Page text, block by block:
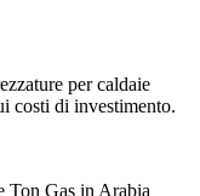
per caldaie
costi di investimento.
Ton Gas in Arabia